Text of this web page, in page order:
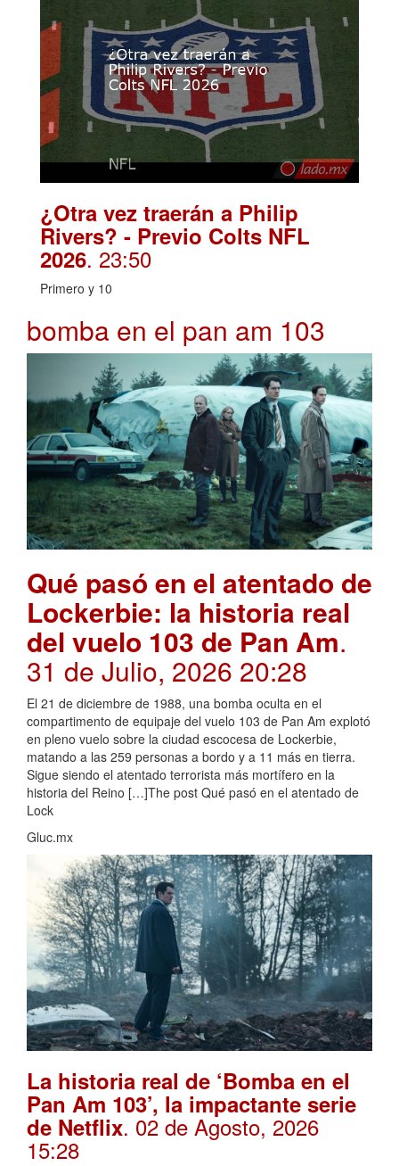
¿Otra vez traerán a Philip
Rivers? - Previo Colts NFL
2026. 23:50
Primero y 10
bomba en el pan am 103
Qué pasó en el atentado de
Lockerbie: la historia real
del vuelo 103 de Pan Am.
31 de Julio, 2026 20:28
El 21 de diciembre de 1988, una bomba oculta en el
compartimento de equipaje del vuelo 103 de Pan Am explotó
en pleno vuelo sobre la ciudad escocesa de Lockerbie,
matando a las 259 personas a bordo y a 11 más en tierra.
Sigue siendo el atentado terrorista más mortífero en la
historia del Reino […]The post Qué pasó en el atentado de
Lock
Gluc.mx
La historia real de ‘Bomba en el
Pan Am 103’, la impactante serie
de Netflix. 02 de Agosto, 2026
15:28